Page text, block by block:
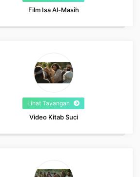
Film Isa Al-Masih
Lihat Tayangan
Video Kitab Suci